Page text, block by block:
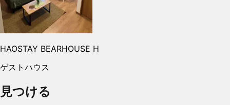
HAOSTAY BEARHOUSE H
ゲストハウス
見つける